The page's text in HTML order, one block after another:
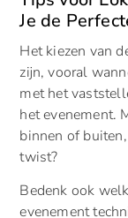
Je de
Het kiezen van
zijn, vooral
met het
het evenement.
binnen of
twist?
Bedenk ook
evenement